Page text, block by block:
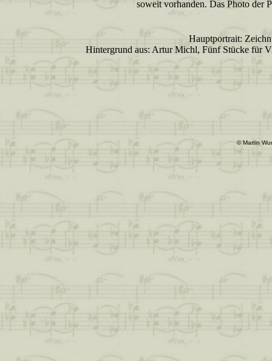
soweit vorhanden. Das Photo der
Hauptportrait:
Hintergrund aus: Artur Michl, Fünf Stücke für
© Martin